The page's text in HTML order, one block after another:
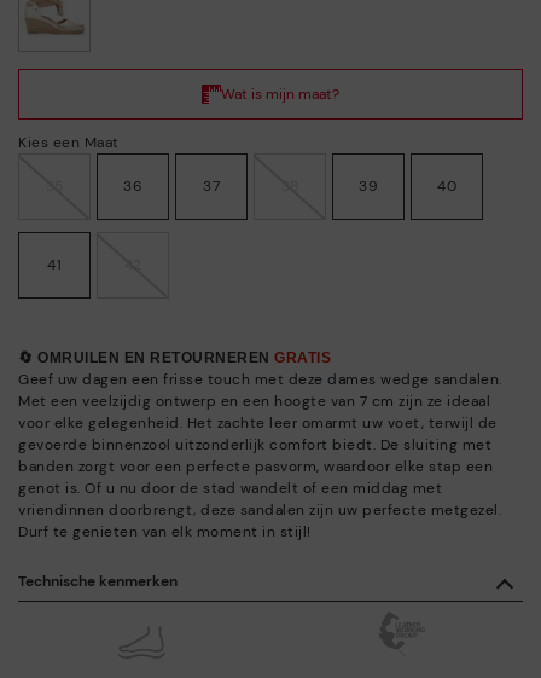
Kies een Maat
36 37 39 40
41
🔄 OMRUILEN EN RETOURNEREN GRATIS
Geef uw dagen een frisse touch met deze dames wedge sandalen.
Met een veelzijdig ontwerp en een hoogte van 7 cm zijn ze ideaal
voor elke gelegenheid. Het zachte leer omarmt uw voet, terwijl de
gevoerde binnenzool uitzonderlijk comfort biedt. De sluiting met
banden zorgt voor een perfecte pasvorm, waardoor elke stap een
genot is. Of u nu door de stad wandelt of een middag met
vriendinnen doorbrengt, deze sandalen zijn uw perfecte metgezel.
Durf te genieten van elk moment in stijl!
Technische kenmerken